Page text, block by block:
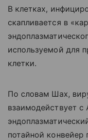
В клетках,
скапливается в
используемой для
клетки.
По словам Шах,
взаимодействует с
потайной конвейер